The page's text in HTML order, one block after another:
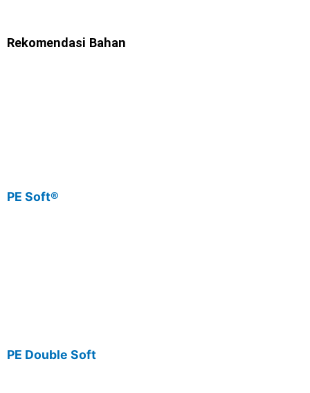
Rekomendasi Bahan
PE Soft®
PE Double Soft